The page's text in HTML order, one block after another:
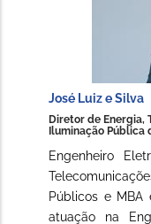
José Luiz e Silva
Diretor de Energia,
Iluminação Pública
Engenheiro
Públicos e MBA
atuação na